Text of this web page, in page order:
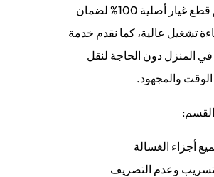
صحون بوش باستخدام قطع غيار أصلية 100% لضمان
تشغيل عالية، كما نقدم خدمة
المنزل دون الحاجة لنقل
والمجهود.
أجزاء الغسالة
وعدم التصريف